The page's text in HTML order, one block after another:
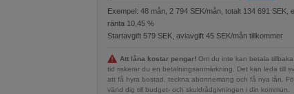
Exempel: 48 mån, 2 794 SEK/mån, totalt 134 691 SEK,
ränta 10,45 %
Startavgift 579 SEK, aviavgift 45 SEK/mån tillkommer
Att låna kostar pengar! Om du inte kan betala
tid riskerar du en betalningsanmärkning. Det kan leda till
att få hyra bostad, teckna abonnemang och få nya lån.
vänd dig till budget- och skuldrådgivningen i din kommun.